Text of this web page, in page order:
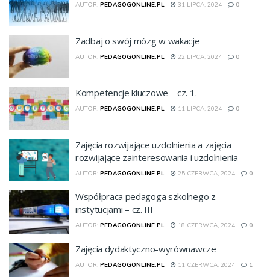
AUTOR: PEDAGOGONLINE.PL 31 LIPCA, 2024 0
Zadbaj o swój mózg w wakacje
AUTOR: PEDAGOGONLINE.PL 22 LIPCA, 2024 0
Kompetencje kluczowe – cz. 1.
AUTOR: PEDAGOGONLINE.PL 11 LIPCA, 2024 0
Zajęcia rozwijające uzdolnienia a zajęcia
rozwijające zainteresowania i uzdolnienia
AUTOR: PEDAGOGONLINE.PL 25 CZERWCA, 2024 0
Współpraca pedagoga szkolnego z
instytucjami – cz. III
AUTOR: PEDAGOGONLINE.PL 18 CZERWCA, 2024 0
Zajęcia dydaktyczno-wyrównawcze
AUTOR: PEDAGOGONLINE.PL 11 CZERWCA, 2024 1